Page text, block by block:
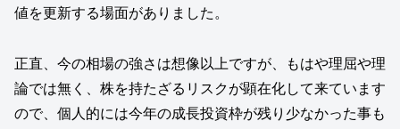
値を更新する場面がありました。
正直、今の相場の強さは想像以上ですが、もはや理屈や理
論では無く、株を持たざるリスクが顕在化して来ています
ので、個人的には今年の成長投資枠が残り少なかった事も